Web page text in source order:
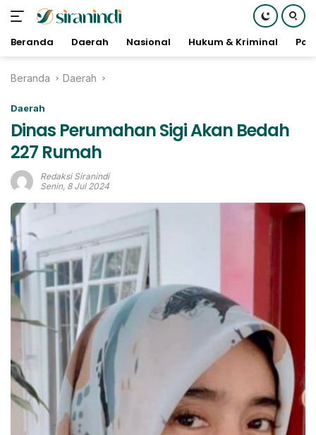
Beranda Daerah Nasional Hukum & Kriminal
Beranda Daerah
Daerah
Dinas Perumahan Sigi Akan Bedah
227 Rumah
Redaksi Siranindi
Senin, 8 Jul 2024